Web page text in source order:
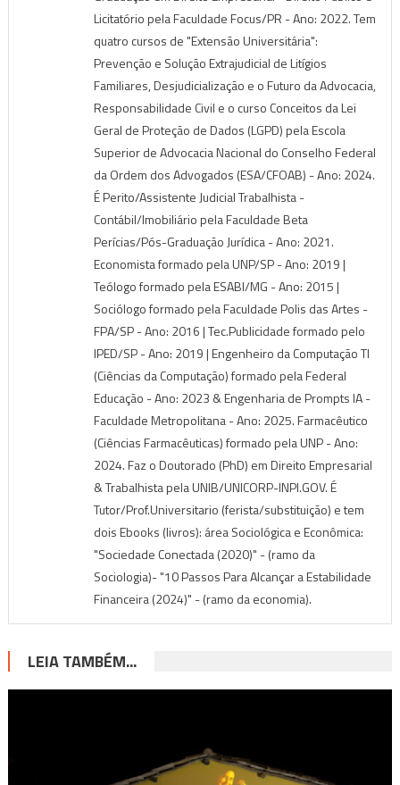
Licitatório pela Faculdade Focus/PR - Ano: 2022. Tem
quatro cursos de "Extensão Universitária":
Prevenção e Solução Extrajudicial de Litígios
Familiares, Desjudicialização e o Futuro da Advocacia,
Responsabilidade Civil e o curso Conceitos da Lei
Geral de Proteção de Dados (LGPD) pela Escola
Superior de Advocacia Nacional do Conselho Federal
da Ordem dos Advogados (ESA/CFOAB) - Ano: 2024.
É Perito/Assistente Judicial Trabalhista -
Contábil/Imobiliário pela Faculdade Beta
Perícias/Pós-Graduação Jurídica - Ano: 2021.
Economista formado pela UNP/SP - Ano: 2019 |
Teólogo formado pela ESABI/MG - Ano: 2015 |
Sociólogo formado pela Faculdade Polis das Artes -
FPA/SP - Ano: 2016 | Tec.Publicidade formado pelo
IPED/SP - Ano: 2019 | Engenheiro da Computação TI
(Ciências da Computação) formado pela Federal
Educação - Ano: 2023 & Engenharia de Prompts IA -
Faculdade Metropolitana - Ano: 2025. Farmacêutico
(Ciências Farmacêuticas) formado pela UNP - Ano:
2024. Faz o Doutorado (PhD) em Direito Empresarial
& Trabalhista pela UNIB/UNICORP-INPI.GOV. É
Tutor/Prof.Universitario (ferista/substituição) e tem
dois Ebooks (livros): área Sociológica e Econômica:
"Sociedade Conectada (2020)" - (ramo da
Sociologia)- "10 Passos Para Alcançar a Estabilidade
Financeira (2024)" - (ramo da economia).
LEIA TAMBÉM...